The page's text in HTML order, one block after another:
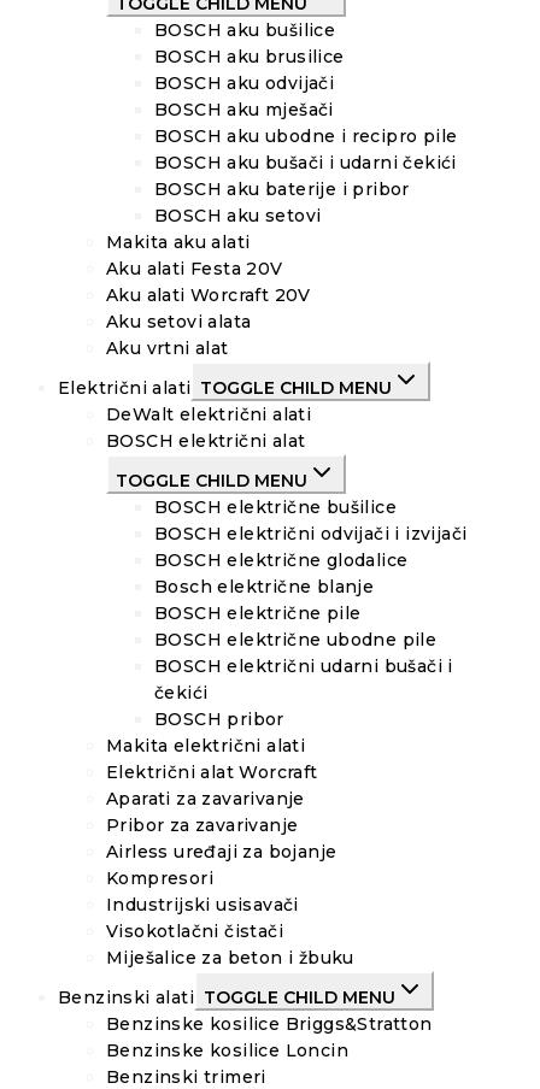
BOSCH aku bušilice
BOSCH aku brusilice
BOSCH aku odvijači
BOSCH aku mješači
BOSCH aku ubodne i recipro pile
BOSCH aku bušači i udarni čekići
BOSCH aku baterije i pribor
BOSCH aku setovi
Makita aku alati
Aku alati Festa 20V
Aku alati Worcraft 20V
Aku setovi alata
Aku vrtni alat
Električni alati TOGGLE CHILD MENU
DeWalt električni alati
BOSCH električni alat
TOGGLE CHILD MENU
BOSCH električne bušilice
BOSCH električni odvijači i izvijači
BOSCH električne glodalice
Bosch električne blanje
BOSCH električne pile
BOSCH električne ubodne pile
BOSCH električni udarni bušači i
čekići
BOSCH pribor
Makita električni alati
Električni alat Worcraft
Aparati za zavarivanje
Pribor za zavarivanje
Airless uređaji za bojanje
Kompresori
Industrijski usisavači
Visokotlačni čistači
Miješalice za beton i žbuku
Benzinski alati TOGGLE CHILD MENU
Benzinske kosilice Briggs&Stratton
Benzinske kosilice Loncin
Benzinski trimeri